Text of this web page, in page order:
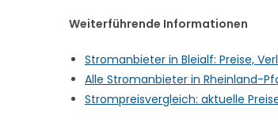
Weiterführende Informationen
Stromanbieter in Bleialf: Preise,
Alle Stromanbieter in Rheinland-
Strompreisvergleich: aktuelle